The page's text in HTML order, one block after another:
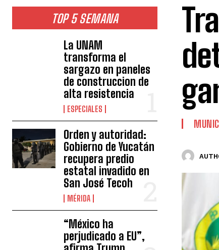
TOP 5 SEMANA
La UNAM
transforma el
sargazo en paneles
de construccion de
alta resistencia
ESPECIALES
Orden y autoridad:
Gobierno de Yucatán
recupera predio
estatal invadido en
San José Tecoh
MÉRIDA
“México ha
perjudicado a EU”,